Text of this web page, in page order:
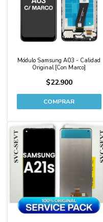
Módulo Samsung A03 - Calidad
Original [Con Marco]
$22.900